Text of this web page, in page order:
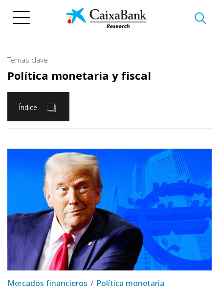
Temas clave
Política monetaria y fiscal
Índice
Mercados financieros Política monetaria